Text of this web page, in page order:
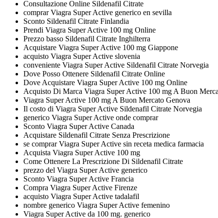
Consultazione Online Sildenafil Citrate
comprar Viagra Super Active generico en sevilla
Sconto Sildenafil Citrate Finlandia
Prendi Viagra Super Active 100 mg Online
Prezzo basso Sildenafil Citrate Inghilterra
Acquistare Viagra Super Active 100 mg Giappone
acquisto Viagra Super Active slovenia
conveniente Viagra Super Active Sildenafil Citrate Norvegia
Dove Posso Ottenere Sildenafil Citrate Online
Dove Acquistare Viagra Super Active 100 mg Online
Acquisto Di Marca Viagra Super Active 100 mg A Buon
Viagra Super Active 100 mg A Buon Mercato Genova
Il costo di Viagra Super Active Sildenafil Citrate Norvegia
generico Viagra Super Active onde comprar
Sconto Viagra Super Active Canada
Acquistare Sildenafil Citrate Senza Prescrizione
se comprar Viagra Super Active sin receta medica farmacia
Acquista Viagra Super Active 100 mg
Come Ottenere La Prescrizione Di Sildenafil Citrate
prezzo del Viagra Super Active generico
Sconto Viagra Super Active Francia
Compra Viagra Super Active Firenze
acquisto Viagra Super Active tadalafil
nombre generico Viagra Super Active femenino
Viagra Super Active da 100 mg. generico